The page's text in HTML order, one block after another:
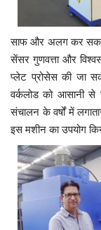
साफ और अलग कर
सेंसर गुणवत्ता और
प्लेट प्रोसेस की जा
वर्कलोड को आसानी से
संचालन के वर्षों में
इस मशीन का उपयोग